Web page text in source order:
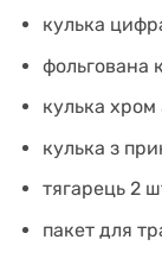
кулька
фольгована
кулька
кулька з
тягарець 2
пакет для